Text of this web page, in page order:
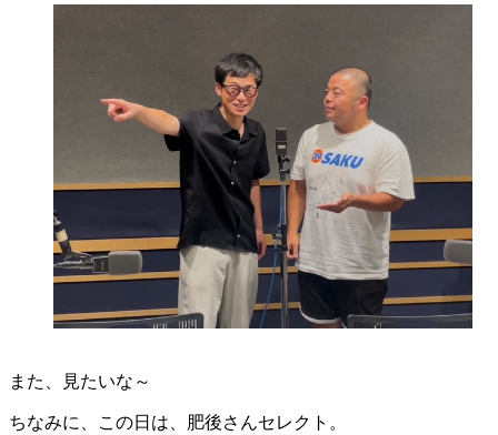
また、見たいな～
ちなみに、この日は、肥後さんセレクト。